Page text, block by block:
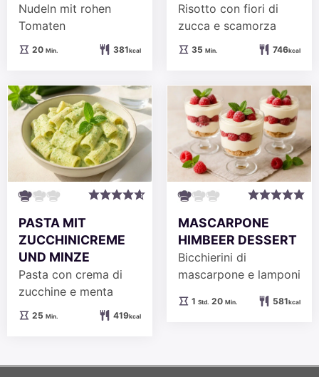
Nudeln mit rohen
Tomaten
20Minuten
Min. 381kcal
Risotto con fiori di
zucca e scamorza
35Minuten
Min. 746kcal
PASTA MIT
ZUCCHINICREME
UND MINZE
Pasta con crema di
zucchine e menta
25Minuten
Min. 419kcal
MASCARPONE
HIMBEER DESSERT
Bicchierini di
mascarpone e lamponi
1Stunde
Std. 20Minuten
Min. 581kcal